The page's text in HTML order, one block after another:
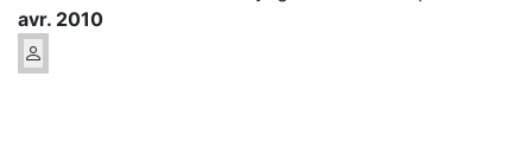
avr. 2010